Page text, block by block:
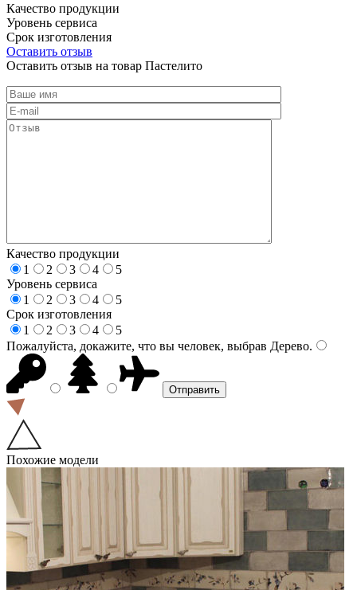
Качество продукции
Уровень сервиса
Срок изготовления
Оставить отзыв
Оставить отзыв на товар Пастелито
Качество продукции
1
2 3 4
5
Уровень сервиса
1
2 3 4
5
Срок изготовления
1
2 3 4
5
Пожалуйста, докажите, что вы человек, выбрав Дерево.
Похожие модели